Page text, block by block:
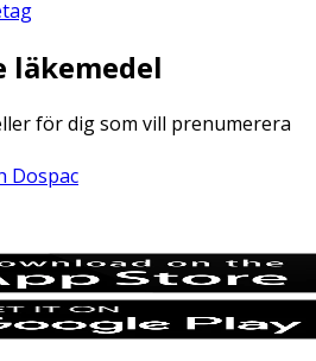
läkemedel
för dig som vill prenumerera
Dospac